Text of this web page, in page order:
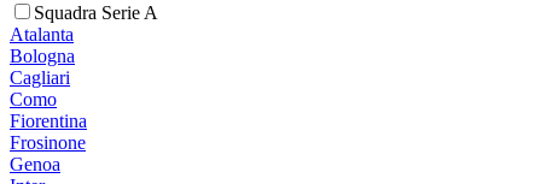
Squadra Serie A
Atalanta
Bologna
Cagliari
Como
Fiorentina
Frosinone
Genoa